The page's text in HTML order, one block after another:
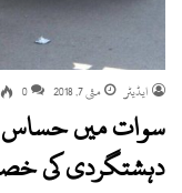
ایڈیٹر مئی 7, 2018 0
سوات میں حساس
دہشتگردی کی